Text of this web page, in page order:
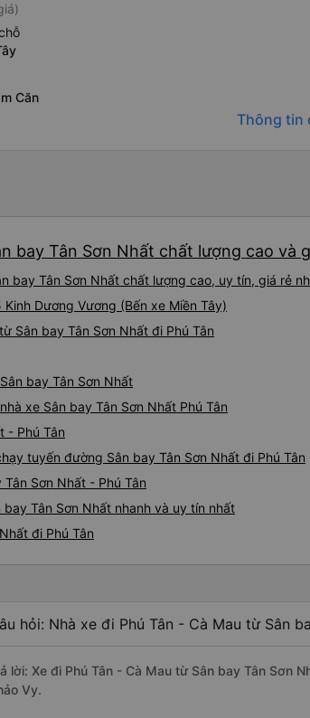
Căn
Thông tin
bay Tân Sơn Nhất chất lượng cao và
bay Tân Sơn Nhất chất lượng cao, uy tín, giá rẻ
Dương Vương (Bến xe Miền Tây)
Sân bay Tân Sơn Nhất đi Phú Tân
bay Tân Sơn Nhất
xe Sân bay Tân Sơn Nhất Phú Tân
- Phú Tân
tuyến đường Sân bay Tân Sơn Nhất đi Phú Tân
Sơn Nhất - Phú Tân
Tân Sơn Nhất nhanh và uy tín nhất
đi Phú Tân
hỏi: Nhà xe đi Phú Tân - Cà Mau từ Sân
lời: Xe đi Phú Tân - Cà Mau từ Sân bay Tân Sơn
Vy.